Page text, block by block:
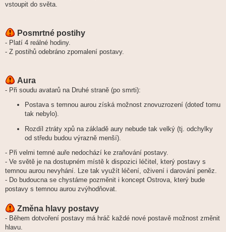
vstoupit do světa.
Posmrtné postihy
- Platí 4 reálné hodiny.
- Z postihů odebráno zpomalení postavy.
Aura
- Při soudu avatarů na Druhé straně (po smrti):
Postava s temnou aurou získá možnost znovuzrození (doteď tomu
tak nebylo).
Rozdíl ztráty xpů na základě aury nebude tak velký (tj. odchylky
od středu budou výrazně menší).
- Při velmi temné auře nedochází ke zraňování postavy.
- Ve světě je na dostupném místě k dispozici léčitel, který postavy s
temnou aurou nevyhání. Lze tak využít léčení, oživení i darování peněz.
- Do budoucna se chystáme pozměnit i koncept Ostrova, který bude
postavy s temnou aurou zvýhodňovat.
Změna hlavy postavy
- Během dotvoření postavy má hráč každé nové postavě možnost změnit
hlavu.